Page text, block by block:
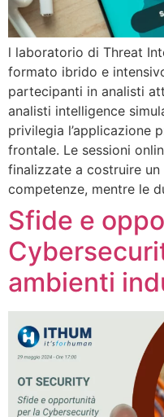
l laboratorio di Threat
formato ibrido e
partecipanti in analisti
analisti intelligence
privilegia l’applicazione
frontale. Le sessioni
finalizzate a costruire
competenze, mentre le
Sfide e
ambienti